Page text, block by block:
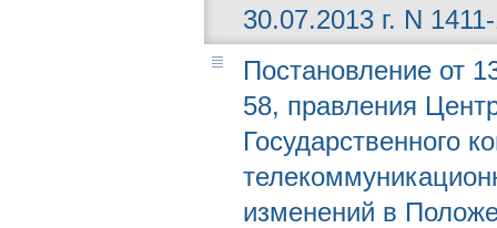
30.07.2013 г. N
Постановление от
58, правления
Государственного
изменений в